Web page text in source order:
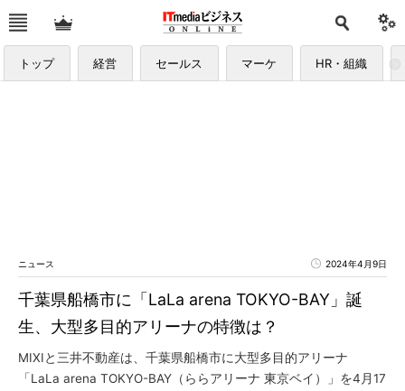
トップ 経営 セールス マーケ HR・組織
ニュース 2024年4月9日
千葉県船橋市に「LaLa arena TOKYO-BAY」誕
生、大型多目的アリーナの特徴は？
MIXIと三井不動産は、千葉県船橋市に大型多目的アリーナ
「LaLa arena TOKYO-BAY（ららアリーナ 東京ベイ）」を4月17